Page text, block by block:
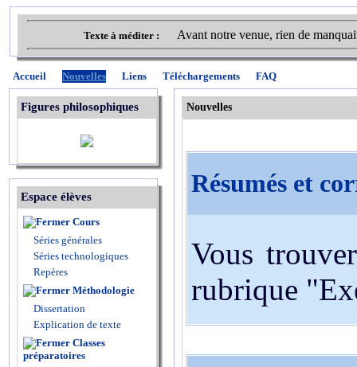
Texte à méditer : Avant notre venue, rien de
Accueil Nouvelles Liens Téléchargements FAQ
Figures philosophiques
Espace élèves
Cours
Séries générales
Séries technologiques
Repères
Méthodologie
Dissertation
Explication de texte
Classes
préparatoires
Nouvelles
Résumés et
Vous
rubrique